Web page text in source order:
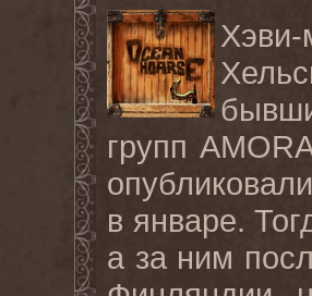
Хэви-
групп
в январе.
а за ним